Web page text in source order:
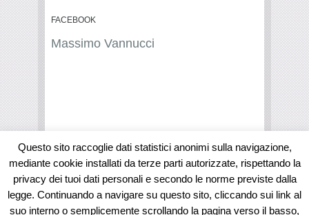
FACEBOOK
Massimo Vannucci
Associazione Massimo Vannucci - Via G. Antimi, 14 -
61023 Macerata Feltria (PU) - tel.: 0722/74244 fax:
Questo sito raccoglie dati statistici anonimi sulla navigazione,
mediante cookie installati da terze parti autorizzate, rispettando la
privacy dei tuoi dati personali e secondo le norme previste dalla
legge. Continuando a navigare su questo sito, cliccando sui link al
suo interno o semplicemente scrollando la pagina verso il basso,